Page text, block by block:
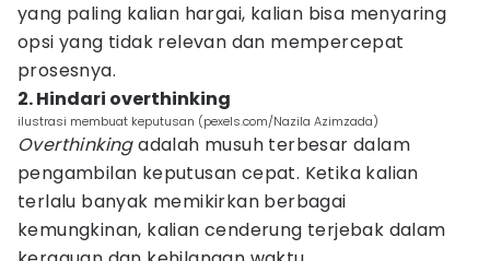
yang paling kalian hargai, kalian bisa menyaring
opsi yang tidak relevan dan mempercepat
prosesnya.
2. Hindari overthinking
ilustrasi membuat keputusan (pexels.com/Nazila Azimzada)
Overthinkingadalah musuh terbesar dalam
pengambilan keputusan cepat. Ketika kalian
terlalu banyak memikirkan berbagai
kemungkinan, kalian cenderung terjebak dalam